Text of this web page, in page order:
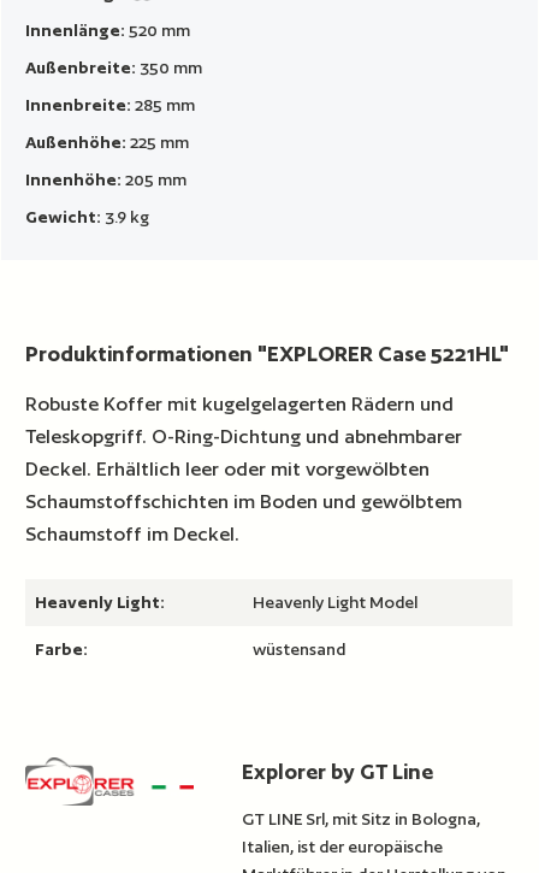
Innenlänge: 520 mm
Außenbreite: 350 mm
Innenbreite:285 mm
Außenhöhe:225 mm
Innenhöhe:205 mm
Gewicht: 3.9 kg
Produktinformationen "EXPLORER Case 5221HL"
Robuste Koffer mit kugelgelagerten Rädern und
Teleskopgriff. O-Ring-Dichtung und abnehmbarer
Deckel. Erhältlich leer oder mit vorgewölbten
Schaumstoffschichten im Boden und gewölbtem
Schaumstoff im Deckel.
Heavenly Light: Heavenly Light Model
Farbe: wüstensand
Explorer by GT Line
GT LINE Srl, mit Sitz in Bologna,
Italien, ist der europäische